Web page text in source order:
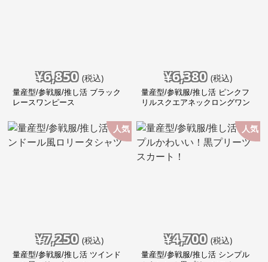
¥6,850 (税込)
量産型/参戦服/推し活 ブラック
レースワンピース
¥6,380 (税込)
量産型/参戦服/推し活 ピンクフ
リルスクエアネックロングワン
人気
¥7,250 (税込)
量産型/参戦服/推し活 ツインド
人気
¥4,700 (税込)
量産型/参戦服/推し活 シンプル